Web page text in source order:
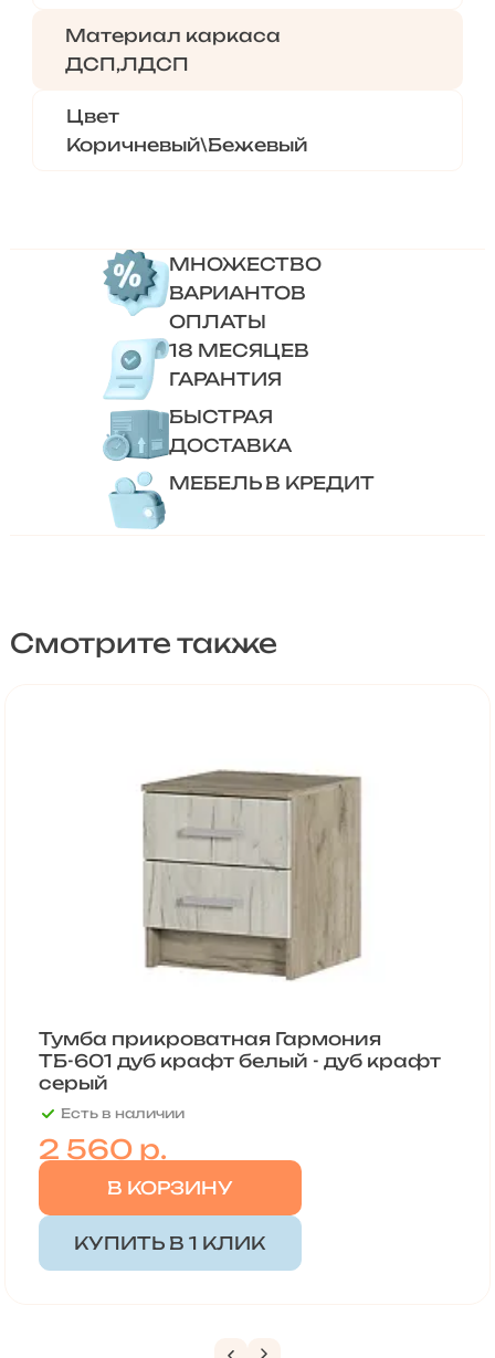
Материал каркаса
ДСП,ЛДСП
Цвет
Коричневый\Бежевый
МНОЖЕСТВО
ВАРИАНТОВ
ОПЛАТЫ
18 МЕСЯЦЕВ
ГАРАНТИЯ
БЫСТРАЯ
ДОСТАВКА
МЕБЕЛЬ В КРЕДИТ
Смотрите также
Тумба прикроватная Гармония
ТБ-601 дуб крафт белый - дуб крафт
серый
Есть в наличии
2 560р.
В КОРЗИНУ
КУПИТЬ В 1 КЛИК